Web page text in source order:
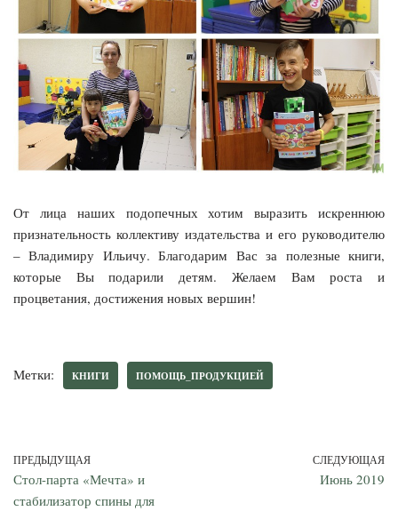
От лица наших подопечных хотим выразить искреннюю
признательность коллективу издательства и его руководителю
– Владимиру Ильичу. Благодарим Вас за полезные книги,
которые Вы подарили детям. Желаем Вам роста и
процветания, достижения новых вершин!
Метки: КНИГИ ПОМОЩЬ_ПРОДУКЦИЕЙ
ПРЕДЫДУЩАЯ
Стол-парта «Мечта» и
стабилизатор спины для
СЛЕДУЮЩАЯ
Июнь 2019